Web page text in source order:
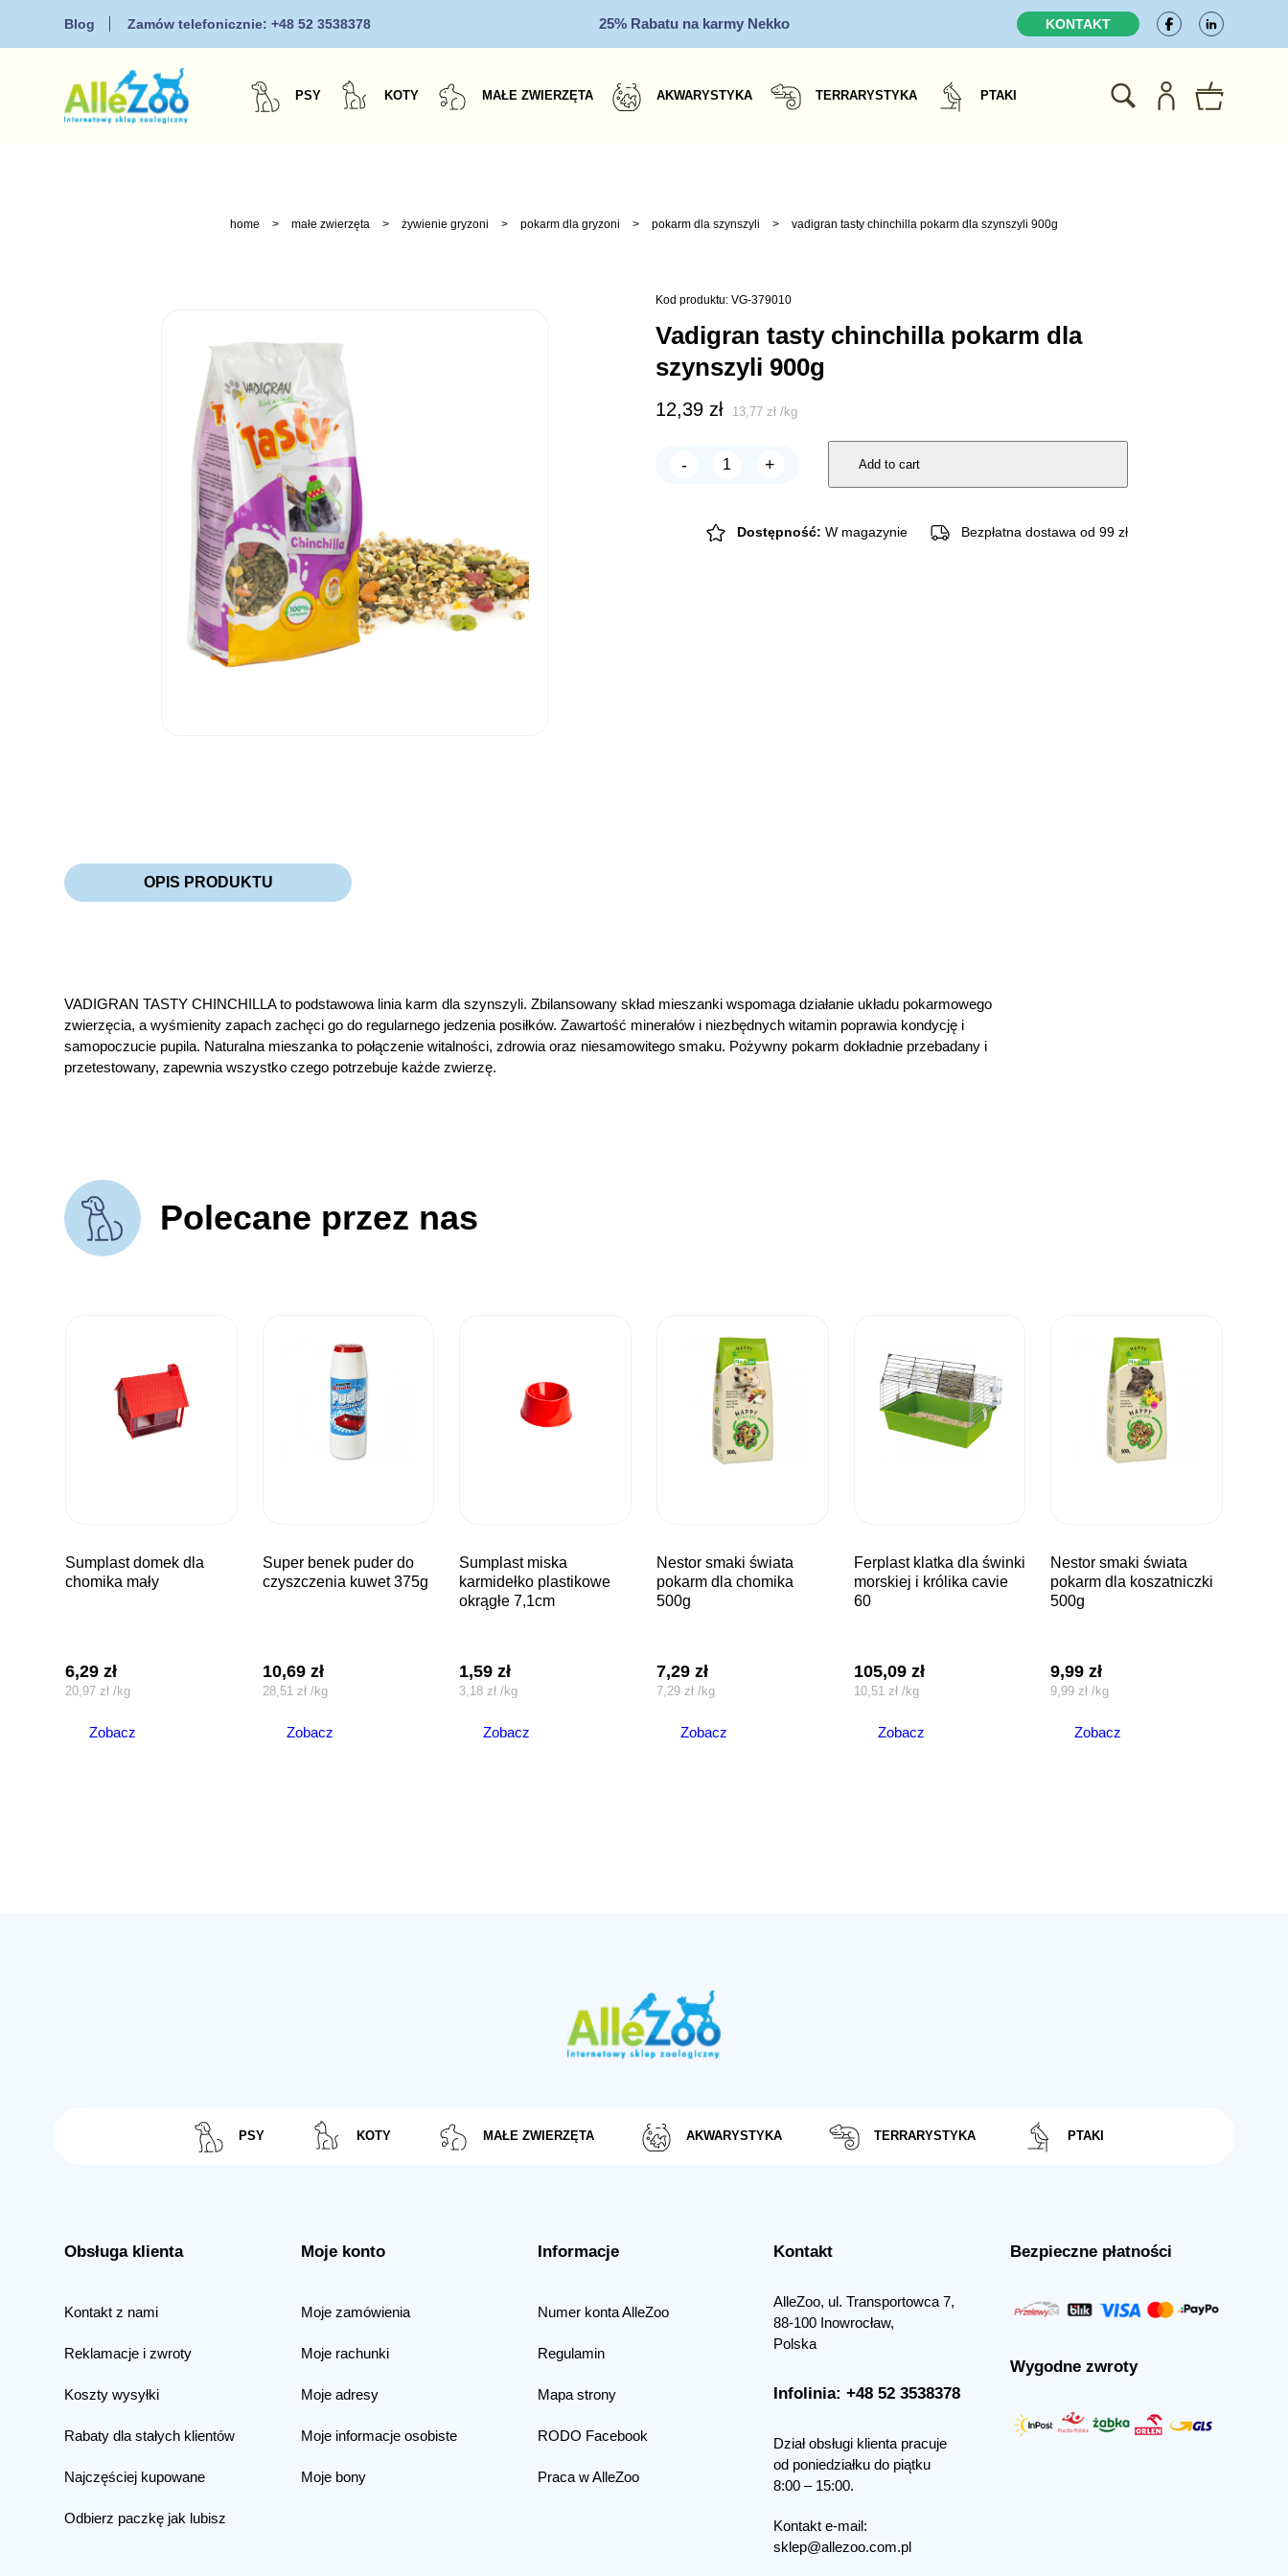
Blog Zamów telefonicznie:+48 52 3538378 25% Rabatu na karmy Nekko KONTAKT
PSY KOTY MAŁE ZWIERZĘTA AKWARYSTYKA TERRARYSTYKA PTAKI
home > małe zwierzęta > żywienie gryzoni > pokarm dla gryzoni > pokarm dla szynszyli > vadigran tasty chinchilla pokarm dla szynszyli 900g
Kod produktu: VG-379010
vadigran tasty chinchilla pokarm dla
szynszyli 900g
12,39 zł 13,77 zł /kg
-
Vadigran
dla
szynszyli
+ Add to cart
Dostępność: W magazynie Bezpłatna dostawa od 99 zł
OPIS PRODUKTU
VADIGRAN TASTY CHINCHILLA to podstawowa linia karm dla szynszyli. Zbilansowany skład mieszanki wspomaga działanie układu pokarmowego
zwierzęcia, a wyśmienity zapach zachęci go do regularnego jedzenia posiłków. Zawartość minerałów i niezbędnych witamin poprawia kondycję i
samopoczucie pupila. Naturalna mieszanka to połączenie witalności, zdrowia oraz niesamowitego smaku. Pożywny pokarm dokładnie przebadany i
przetestowany, zapewnia wszystko czego potrzebuje każde zwierzę.
Polecane przez nas
sumplast domek dla
chomika mały
6,29zł
20,97zł /kg
Zobacz
super benek puder do
czyszczenia kuwet 375g
10,69 zł
28,51 zł /kg
Zobacz
sumplast miska
karmidełko plastikowe
okrągłe 7,1cm
1,59zł
3,18zł /kg
Zobacz
nestor smaki świata
pokarm dla chomika
500g
7,29 zł
7,29 zł /kg
Zobacz
ferplast klatka dla świnki
morskiej i królika cavie
60
105,09 zł
10,51 zł /kg
Zobacz
nestor smaki świata
pokarm dla koszatniczki
500g
9,99zł
9,99zł /kg
Zobacz
PSY KOTY MAŁE ZWIERZĘTA AKWARYSTYKA TERRARYSTYKA PTAKI
Obsługa klienta
Kontakt z nami
Reklamacje i zwroty
Koszty wysyłki
Rabaty dla stałych klientów
Najczęściej kupowane
Odbierz paczkę jak lubisz
Moje konto
Moje zamówienia
Moje rachunki
Moje adresy
Moje informacje osobiste
Moje bony
Informacje
Numer konta AlleZoo
Regulamin
Mapa strony
RODO Facebook
Praca w AlleZoo
Kontakt
AlleZoo, ul. Transportowca 7,
88-100 Inowrocław,
Polska
Infolinia: +48 52 3538378
Dział obsługi klienta pracuje
od poniedziałku do piątku
8:00 – 15:00.
Kontakt e-mail:
sklep@allezoo.com.pl
Bezpieczne płatności
Wygodne zwroty